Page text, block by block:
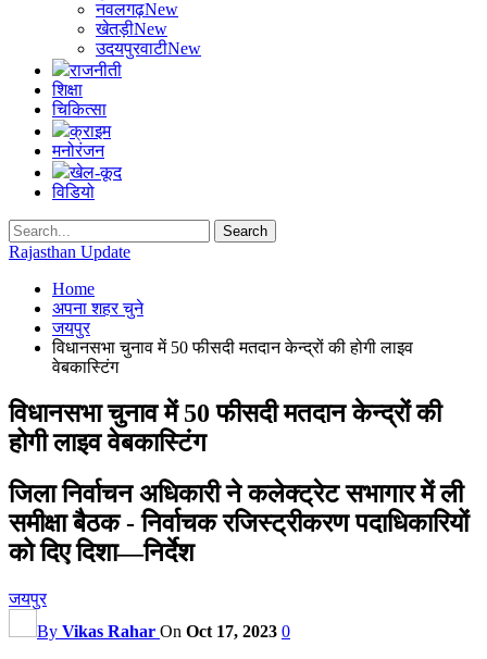
नवलगढ़New
खेतड़ीNew
उदयपुरवाटीNew
राजनीती
शिक्षा
चिकित्सा
क्राइम
मनोरंजन
खेल-कूद
विडियो
Rajasthan Update
Home
अपना शहर चुने
जयपुर
विधानसभा चुनाव में 50 फीसदी मतदान केन्द्रों की होगी लाइव
वेबकास्टिंग
विधानसभा चुनाव में 50 फीसदी मतदान केन्द्रों की
होगी लाइव वेबकास्टिंग
जिला निर्वाचन अधिकारी ने कलेक्ट्रेट सभागार में ली
समीक्षा बैठक - निर्वाचक रजिस्ट्रीकरण पदाधिकारियों
को दिए दिशा—निर्देश
जयपुर
By Vikas Rahar On Oct 17, 2023 0